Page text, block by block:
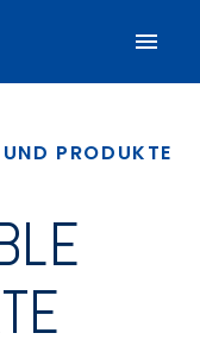
PRODUKTE